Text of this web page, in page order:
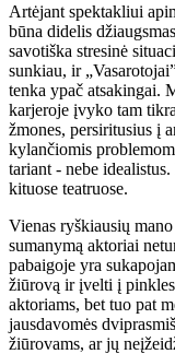
Artėjant spektakliui
būna didelis
savotiška stresinė
sunkiau, ir
tenka ypač atsakingai.
karjeroje įvyko tam
žmones, persiritusius į
kylančiomis
tariant - nebe
kituose teatruose.
Vienas ryškiausių
sumanymą aktoriai
pabaigoje yra
žiūrovą ir įvelti į
aktoriams, bet tuo pat
jausdavomės
žiūrovams, ar jų